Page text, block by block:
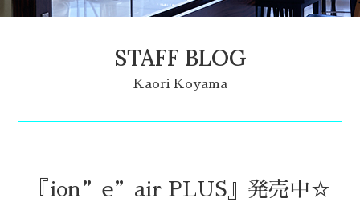
STAFF BLOG
Kaori Koyama
『ion”e”air PLUS』発売中☆